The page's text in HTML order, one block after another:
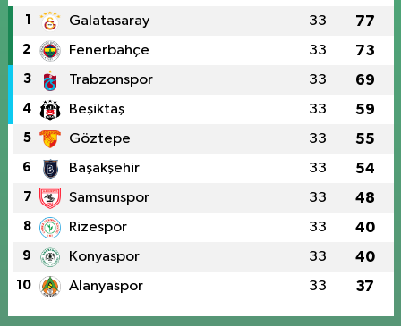
1 Galatasaray 33 77
2 Fenerbahçe 33 73
3 Trabzonspor 33 69
4 Beşiktaş 33 59
5 Göztepe 33 55
6 Başakşehir 33 54
7 Samsunspor 33 48
8 Rizespor 33 40
9 Konyaspor 33 40
10 Alanyaspor 33 37